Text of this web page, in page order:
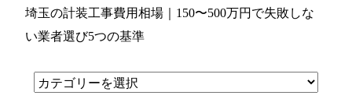
埼玉の計装工事費用相場｜150〜500万円で失敗しな
い業者選び5つの基準